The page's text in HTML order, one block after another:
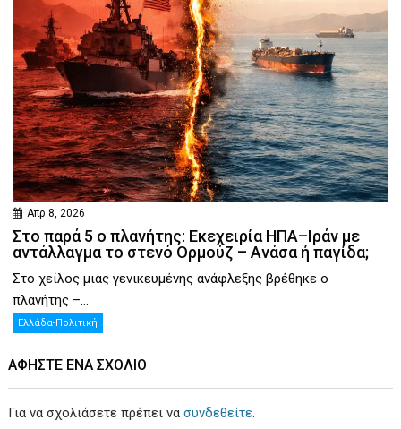
Απρ 8, 2026
Στο παρά 5 ο πλανήτης: Εκεχειρία ΗΠΑ–Ιράν με
αντάλλαγμα το στενό Ορμούζ – Ανάσα ή παγίδα;
Στο χείλος μιας γενικευμένης ανάφλεξης βρέθηκε ο
πλανήτης –...
Ελλάδα-Πολιτική
ΑΦΉΣΤΕ ΕΝΑ ΣΧΌΛΙΟ
Για να σχολιάσετε πρέπει νασυνδεθείτε.